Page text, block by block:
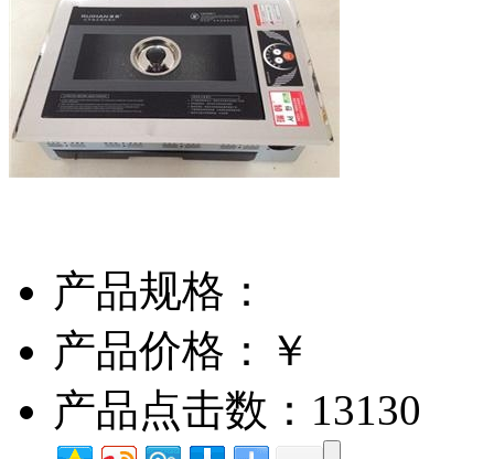
产品规格：
产品价格：￥
产品点击数：13130